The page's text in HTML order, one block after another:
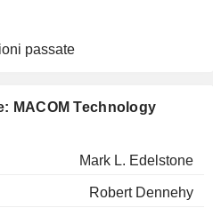
passate
MACOM Technology
Mark L. Edelstone
Robert Dennehy